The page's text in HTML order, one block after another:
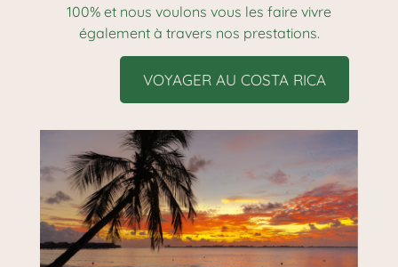
100% et nous voulons vous les faire vivre
également à travers nos prestations.
VOYAGER AU COSTA RICA